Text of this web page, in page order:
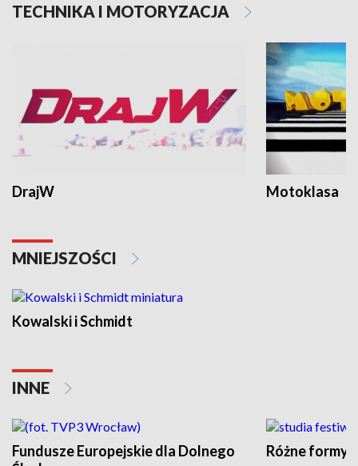
TECHNIKA I MOTORYZACJA
DrajW Motoklasa
MNIEJSZOŚCI
Kowalski i Schmidt
INNE
Fundusze Europejskie dla Dolnego
Różne formy